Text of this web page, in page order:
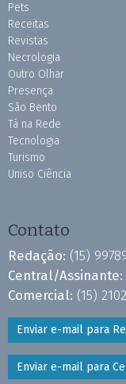
Pets
Receitas
Revistas
Necrologia
Outro Olhar
Presença
São Bento
Tá na Rede
Tecnologia
Turismo
Uniso Ciência
Contato
Redação: (15)
Central/Assinante:
Comercial: (15)
Enviar e-mail para
Enviar e-mail para